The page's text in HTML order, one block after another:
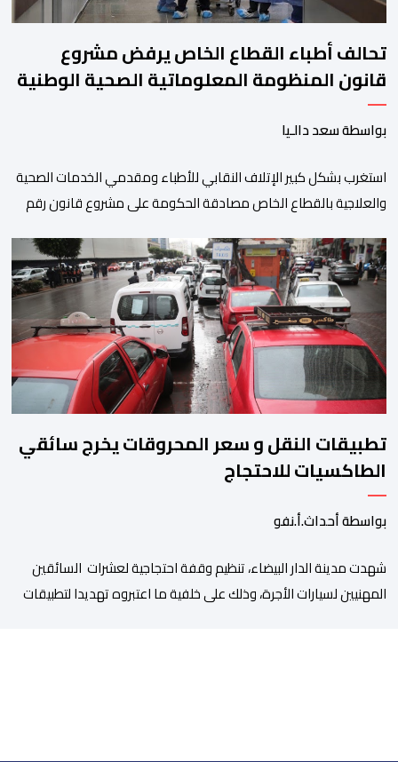
تحالف أطباء القطاع الخاص يرفض مشروع
قانون المنظومة المعلوماتية الصحية الوطنية
المندمجة
بواسطة سعد دالـيا
استغرب بشكل كبير الإتلاف النقابي للأطباء ومقدمي الخدمات الصحية
والعلاجية بالقطاع الخاص مصادقة الحكومة على مشروع قانون رقم
والذي اعتبره الائتلاف جاء في غياب تام للمقاربة التشاركية وعدم أخذ
رأي وملاحظات التمثيليات المهنية للأطباء ومقدمي الخدمات العلاجية
رغم ما تسنه مقتضيات مشروع القانون من عقوبات مالية ضدهم
وتهدد […]
تطبيقات النقل و سعر المحروقات يخرج سائقي
الطاكسيات للاحتجاج
بواسطة أحداث.أ.نفو
شهدت مدينة الدار البيضاء، تنظيم وقفة احتجاجية لعشرات السائقين
المهنيين لسيارات الأجرة، وذلك على خلفية ما اعتبروه تهديدا لتطبيقات